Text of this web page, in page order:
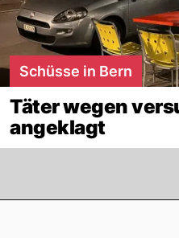
Schüsse in Bern
Täter wegen
angeklagt